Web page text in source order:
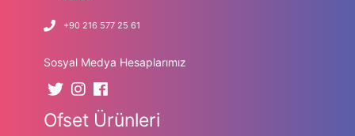
+90 216 577 25 61
Sosyal Medya Hesaplarımız
Ofset Ürünleri